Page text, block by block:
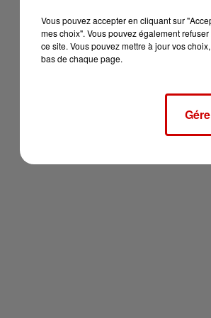
Vous pouvez accepter en cliquant sur
mes choix". Vous pouvez également
ce site. Vous pouvez mettre à jour vos
bas de chaque page.